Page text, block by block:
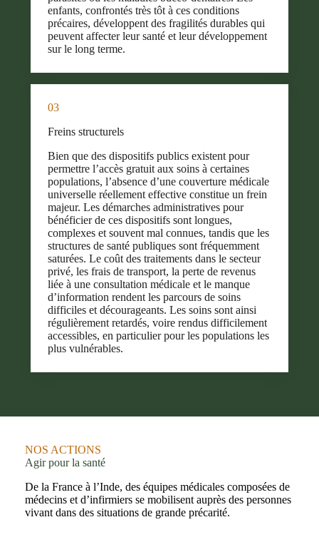
enfants, confrontés très tôt à ces conditions
précaires, développent des fragilités durables qui
peuvent affecter leur santé et leur développement
sur le long terme.
03
Freins structurels
Bien que des dispositifs publics existent pour
permettre l’accès gratuit aux soins à certaines
populations, l’absence d’une couverture médicale
universelle réellement effective constitue un frein
majeur. Les démarches administratives pour
bénéficier de ces dispositifs sont longues,
complexes et souvent mal connues, tandis que les
structures de santé publiques sont fréquemment
saturées. Le coût des traitements dans le secteur
privé, les frais de transport, la perte de revenus
liée à une consultation médicale et le manque
d’information rendent les parcours de soins
difficiles et décourageants. Les soins sont ainsi
régulièrement retardés, voire rendus difficilement
accessibles, en particulier pour les populations les
plus vulnérables.
NOS ACTIONS
Agir pour la santé
De la France à l’Inde, des équipes médicales composées de
médecins et d’infirmiers se mobilisent auprès des personnes
vivant dans des situations de grande précarité.